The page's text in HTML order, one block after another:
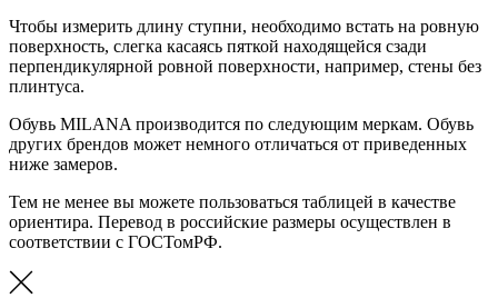
Чтобы измерить длину ступни, необходимо встать на ровную
поверхность, слегка касаясь пяткой находящейся сзади
перпендикулярной ровной поверхности, например, стены без
плинтуса.
Обувь MILANA производится по следующим меркам. Обувь
других брендов может немного отличаться от приведенных
ниже замеров.
Тем не менее вы можете пользоваться таблицей в качестве
ориентира. Перевод в российские размеры осуществлен в
соответствии с ГОСТомРФ.